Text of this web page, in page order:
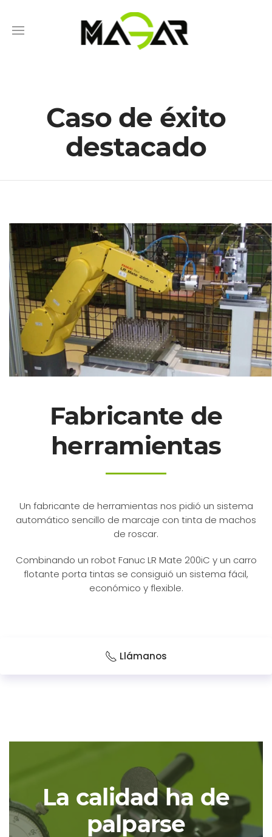
Caso de éxito
destacado
Fabricante de
herramientas
Un fabricante de herramientas nos pidió un sistema
automático sencillo de marcaje con tinta de machos
de roscar.
Combinando un robot Fanuc LR Mate 200iC y un carro
flotante porta tintas se consiguió un sistema fácil,
económico y flexible.
Llámanos
La calidad ha de
palparse